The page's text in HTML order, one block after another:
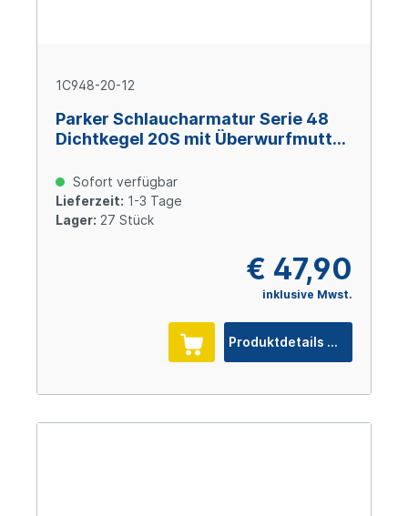
1C948-20-12
Parker Schlaucharmatur Serie 48
Dichtkegel 20S mit Überwurfmutter
Stahl verzinkt Cr(VI)-frei
Sofort verfügbar
Lieferzeit: 1-3 Tage
Lager: 27 Stück
€ 47,90
inklusive Mwst.
Produktdetails